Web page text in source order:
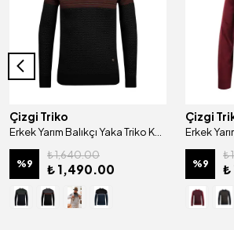
Çizgi Triko
Erkek Yarım Balıkçı Yaka Triko Kazak Desenli Kol ve Bel Lastikli Çelik Örgü Regular Kalıp - 5009B
%9
₺ 1,640.00
₺ 1,490.00
Çizgi
%9
₺
₺